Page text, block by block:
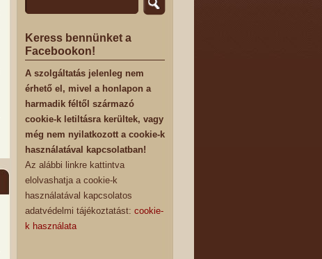
Keress bennünket a
Facebookon!
A szolgáltatás jelenleg nem
érhető el, mivel a honlapon a
harmadik féltől származó
cookie-k letiltásra kerültek, vagy
még nem nyilatkozott a cookie-k
használatával kapcsolatban!
Az alábbi linkre kattintva
elolvashatja a cookie-k
használatával kapcsolatos
adatvédelmi tájékoztatást: cookie-
k használata